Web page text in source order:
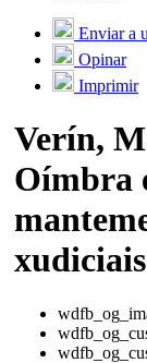
Enviar a
Opinar
Imprimir
Verín,
Oímbra
xudiciais